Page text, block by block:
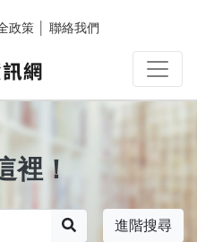
政策 聯絡我們
裡！
進階搜尋